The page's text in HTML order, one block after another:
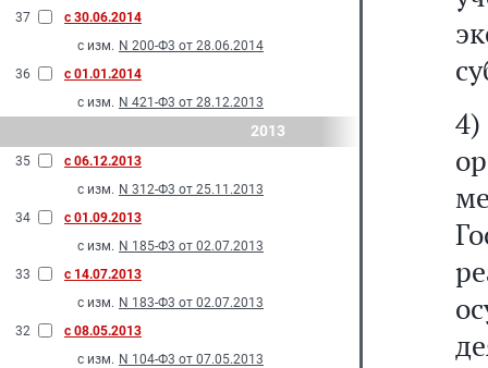
37
с 30.06.2014
с изм. N 200-Ф3 от 28.06.2014
36
с 01.01.2014
с изм. N 421-Ф3 от 28.12.2013
2013
35
с 06.12.2013
с изм. N 312-Ф3 от 25.11.2013
34
с 01.09.2013
с изм. N 185-Ф3 от 02.07.2013
33
с 14.07.2013
с изм. N 183-Ф3 от 02.07.2013
32
с 08.05.2013
с изм. N 104-Ф3 от 07.05.2013